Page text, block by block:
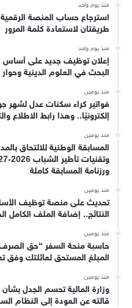
منذ يوم واحد
استرجاع حساب المنصة
طريقتان لاستعادة كلمة المرور
منذ يوم واحد
إعلان توظيف جديد على أساس
البحث في العلوم الدينية
منذ يومين
إلكترونيًا.. وهذا رابط الاطلاع
منذ يومين
المسابقة الوطنية للالتحاق
ورزنامة المسابقة كاملة
منذ يومين
تحديث على منصة توظيف
النتائج.. إضافة الملف الكامل
منذ يومين
المبلغ المستحق لعائلتك وفق
منذ يومين
وزارة المالية تحسم الجدل
قالته عن العودة إلى النظام